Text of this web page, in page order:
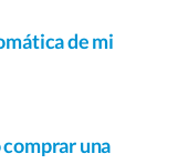
de mi
una